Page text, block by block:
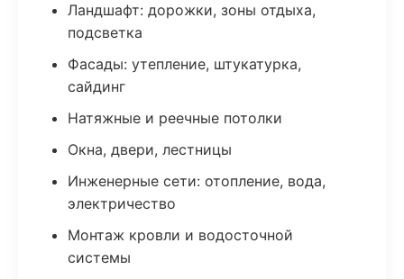
Ландшафт: дорожки, зоны отдыха,
подсветка
Фасады: утепление, штукатурка,
сайдинг
Натяжные и реечные потолки
Окна, двери, лестницы
Инженерные сети: отопление, вода,
электричество
Монтаж кровли и водосточной
системы